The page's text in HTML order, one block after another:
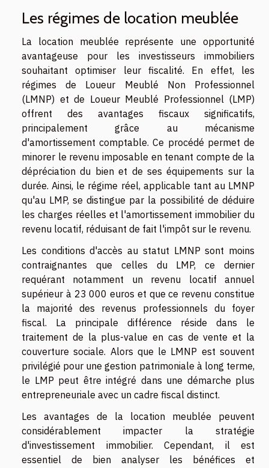
Les régimes de location meublée
La location meublée représente une opportunité
avantageuse pour les investisseurs immobiliers
souhaitant optimiser leur fiscalité. En effet, les
régimes de Loueur Meublé Non Professionnel
(LMNP) et de Loueur Meublé Professionnel (LMP)
offrent des avantages fiscaux significatifs,
principalement grâce au mécanisme
d'amortissement comptable. Ce procédé permet de
minorer le revenu imposable en tenant compte de la
dépréciation du bien et de ses équipements sur la
durée. Ainsi, le régime réel, applicable tant au LMNP
qu'au LMP, se distingue par la possibilité de déduire
les charges réelles et l'amortissement immobilier du
revenu locatif, réduisant de fait l'impôt sur le revenu.
Les conditions d'accès au statut LMNP sont moins
contraignantes que celles du LMP, ce dernier
requérant notamment un revenu locatif annuel
supérieur à 23 000 euros et que ce revenu constitue
la majorité des revenus professionnels du foyer
fiscal. La principale différence réside dans le
traitement de la plus-value en cas de vente et la
couverture sociale. Alors que le LMNP est souvent
privilégié pour une gestion patrimoniale à long terme,
le LMP peut être intégré dans une démarche plus
entrepreneuriale avec un cadre fiscal distinct.
Les avantages de la location meublée peuvent
considérablement impacter la stratégie
d'investissement immobilier. Cependant, il est
essentiel de bien analyser les bénéfices et